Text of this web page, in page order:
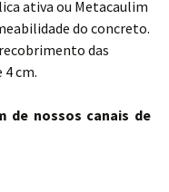
ativa ou Metacaulim
do concreto.
das
cm.
de nossos canais de